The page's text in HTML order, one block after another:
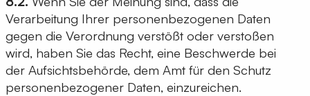
Verarbeitung Ihrer personenbezogenen Daten
gegen die Verordnung verstößt oder verstoßen
wird, haben Sie das Recht, eine Beschwerde bei
der Aufsichtsbehörde, dem Amt für den Schutz
personenbezogener Daten, einzureichen.